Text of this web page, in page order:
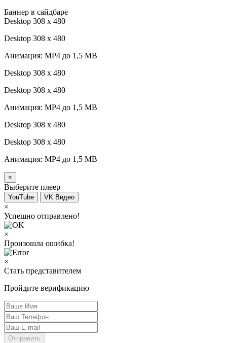
Баннер в сайдбаре
Desktop 308 х 480
Desktop 308 х 480
Анимация: MP4 до 1,5 MB
Desktop 308 х 480
Desktop 308 х 480
Анимация: MP4 до 1,5 MB
Desktop 308 х 480
Desktop 308 х 480
Анимация: MP4 до 1,5 MB
×
Выберите плеер
YouTube VK Видео
×
Успешно отправлено!
×
Произошла ошибка!
×
Стать представителем
Пройдите верификацию
Отправить